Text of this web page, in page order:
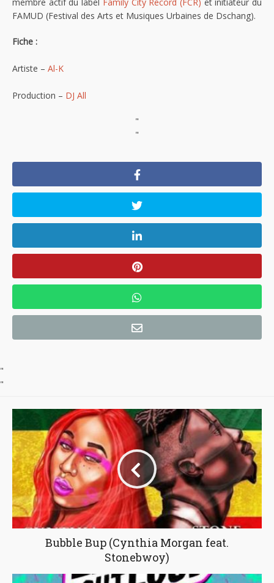
membre actif du label Family City Record (FCR) et initiateur du
FAMUD (Festival des Arts et Musiques Urbaines de Dschang).
Fiche :
Artiste – Al-K
Production – DJ All
"
"
"
"
Bubble Bup (Cynthia Morgan feat.
Stonebwoy)